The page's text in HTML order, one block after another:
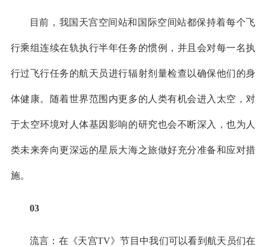
目前，我国天宫空间站和国际空间站都保持着每个飞
行乘组连续在轨执行半年任务的惯例，并且会对每一名执
行过飞行任务的航天员进行辐射剂量检查以确保他们的身
体健康。随着世界范围内更多的人类有机会进入太空，对
于太空环境对人体基因影响的研究也会不断深入，也为人
类未来奔向更深远的星辰大海之旅做好充分准备和应对措
施。
03
流言：在《天宫TV》节目中我们可以看到航天员们在